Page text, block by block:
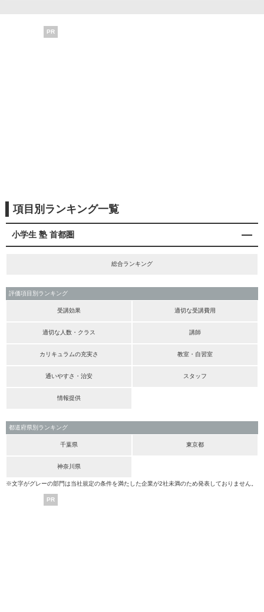
PR
項目別ランキング一覧
小学生 塾 首都圏
総合ランキング
評価項目別ランキング
受講効果 適切な受講費用
適切な人数・クラス 講師
カリキュラムの充実さ 教室・自習室
通いやすさ・治安 スタッフ
情報提供
都道府県別ランキング
千葉県 東京都
神奈川県
※文字がグレーの部門は当社規定の条件を満たした企業が2社未満のため発表しておりません。
PR